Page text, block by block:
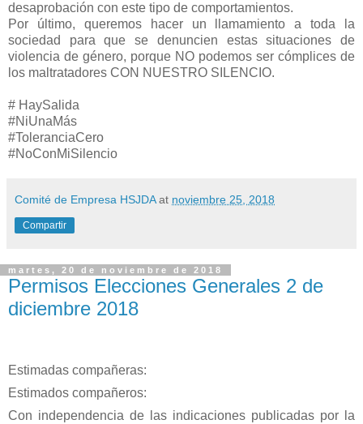
desaprobación con este tipo de comportamientos.
Por último, queremos hacer un llamamiento a toda la
sociedad para que se denuncien estas situaciones de
violencia de género, porque NO podemos ser cómplices de
los maltratadores CON NUESTRO SILENCIO.
# HaySalida
#NiUnaMás
#ToleranciaCero
#NoConMiSilencio
Comité de Empresa HSJDA at noviembre 25, 2018
Compartir
martes, 20 de noviembre de 2018
Permisos Elecciones Generales 2 de
diciembre 2018
Estimadas compañeras:
Estimados compañeros:
Con independencia de las indicaciones publicadas por la